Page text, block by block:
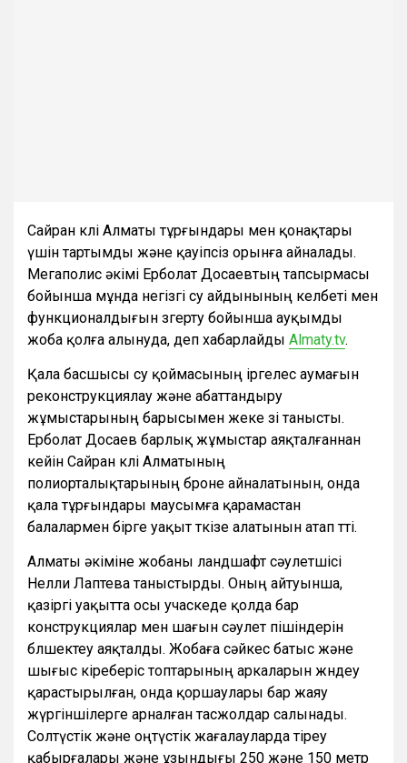
Сайран көлі Алматы тұрғындары мен қонақтары
үшін тартымды және қауіпсіз орынға айналады.
Мегаполис әкімі Ерболат Досаевтың тапсырмасы
бойынша мұнда негізгі су айдынының келбеті мен
функционалдығын өзгерту бойынша ауқымды
жоба қолға алынуда, деп хабарлайды Almaty.tv.
Қала басшысы су қоймасының іргелес аумағын
реконструкциялау және абаттандыру
жұмыстарының барысымен жеке өзі танысты.
Ерболат Досаев барлық жұмыстар аяқталғаннан
кейін Сайран көлі Алматының
полиорталықтарының броне айналатынын, онда
қала тұрғындары маусымға қарамастан
балалармен бірге уақыт өткізе алатынын атап өтті.
Алматы әкіміне жобаны ландшафт сәулетшісі
Нелли Лаптева таныстырды. Оның айтуынша,
қазіргі уақытта осы учаскеде қолда бар
конструкциялар мен шағын сәулет пішіндерін
бөлшектеу аяқталды. Жобаға сәйкес батыс және
шығыс кіреберіс топтарының аркаларын жөндеу
қарастырылған, онда қоршаулары бар жаяу
жүргіншілерге арналған тасжолдар салынады.
Солтүстік және оңтүстік жағалауларда тіреу
қабырғалары және ұзындығы 250 және 150 метр